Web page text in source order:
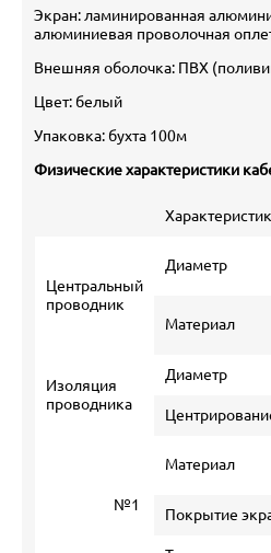
Экран: ламинированная
алюминиевая проволочная
Внешняя оболочка: ПВХ
Цвет: белый
Упаковка: бухта 100м
Физические характеристики
Центральный
проводник
Диаметр
Материал
Изоляция
проводника
Диаметр
№1
Материал
Покрытие